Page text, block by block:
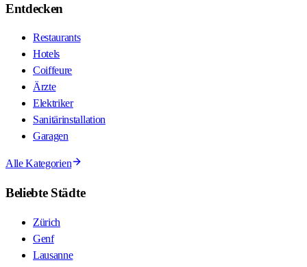
Entdecken
Restaurants
Hotels
Coiffeure
Ärzte
Elektriker
Sanitärinstallation
Garagen
Alle Kategorien
Beliebte Städte
Zürich
Genf
Lausanne